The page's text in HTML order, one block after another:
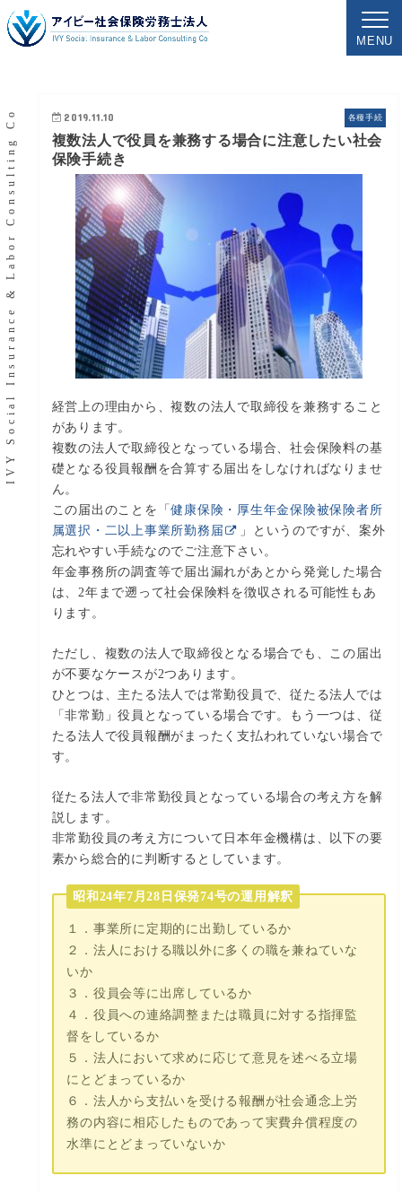
MENU
IVY Social Insurance & Labor Consulting Co 各種手続
2019.11.10
複数法人で役員を兼務する場合に注意したい社会
保険手続き
経営上の理由から、複数の法人で取締役を兼務すること
があります。
複数の法人で取締役となっている場合、社会保険料の基
礎となる役員報酬を合算する届出をしなければなりませ
ん。
この届出のことを「健康保険・厚生年金保険被保険者所
属選択・二以上事業所勤務届
」というのですが、案外
忘れやすい手続なのでご注意下さい。
年金事務所の調査等で届出漏れがあとから発覚した場合
は、2年まで遡って社会保険料を徴収される可能性もあ
ります。
ただし、複数の法人で取締役となる場合でも、この届出
が不要なケースが2つあります。
ひとつは、主たる法人では常勤役員で、従たる法人では
「非常勤」役員となっている場合です。もう一つは、従
たる法人で役員報酬がまったく支払われていない場合で
す。
従たる法人で非常勤役員となっている場合の考え方を解
説します。
非常勤役員の考え方について日本年金機構は、以下の要
素から総合的に判断するとしています。
昭和24年7月28日保発74号の運用解釈
１．事業所に定期的に出勤しているか
２．法人における職以外に多くの職を兼ねていな
いか
３．役員会等に出席しているか
４．役員への連絡調整または職員に対する指揮監
督をしているか
５．法人において求めに応じて意見を述べる立場
にとどまっているか
６．法人から支払いを受ける報酬が社会通念上労
務の内容に相応したものであって実費弁償程度の
水準にとどまっていないか